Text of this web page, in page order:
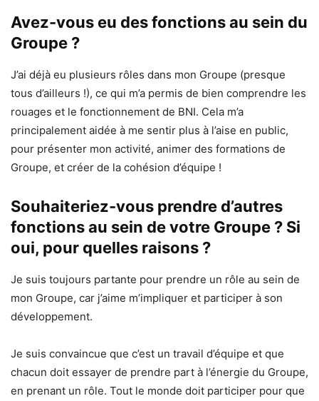
Avez-vous eu des fonctions au sein du
Groupe ?
J’ai déjà eu plusieurs rôles dans mon Groupe (presque
tous d’ailleurs !), ce qui m’a permis de bien comprendre les
rouages et le fonctionnement de BNI. Cela m’a
principalement aidée à me sentir plus à l’aise en public,
pour présenter mon activité, animer des formations de
Groupe, et créer de la cohésion d’équipe !
Souhaiteriez-vous prendre d’autres
fonctions au sein de votre Groupe ? Si
oui, pour quelles raisons ?
Je suis toujours partante pour prendre un rôle au sein de
mon Groupe, car j’aime m’impliquer et participer à son
développement.
Je suis convaincue que c’est un travail d’équipe et que
chacun doit essayer de prendre part à l’énergie du Groupe,
en prenant un rôle. Tout le monde doit participer pour que